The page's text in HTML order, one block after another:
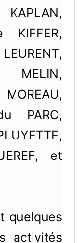
KIFFER,
PARC,
et
quelques
activités